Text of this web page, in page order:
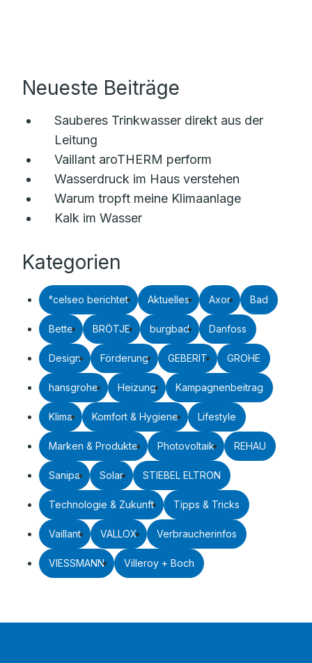
Neueste Beiträge
Sauberes Trinkwasser direkt aus der
Leitung
Vaillant aroTHERM perform
Wasserdruck im Haus verstehen
Warum tropft meine Klimaanlage
Kalk im Wasser
Kategorien
°celseo berichtet Aktuelles Axor Bad
Bette BRÖTJE burgbad Danfoss
Design Förderung GEBERIT GROHE
hansgrohe Heizung Kampagnenbeitrag
Klima Komfort & Hygiene Lifestyle
Marken & Produkte Photovoltaik REHAU
Sanipa Solar STIEBEL ELTRON
Technologie & Zukunft Tipps & Tricks
Vaillant VALLOX Verbraucherinfos
VIESSMANN Villeroy + Boch